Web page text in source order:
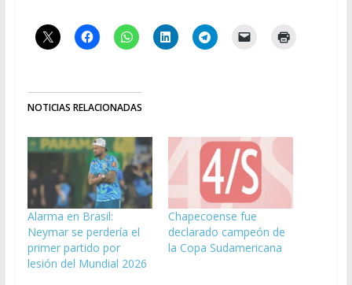
NOTICIAS RELACIONADAS
Alarma en Brasil:
Neymar se perdería el
primer partido por
lesión del Mundial 2026
Chapecoense fue
declarado campeón de
la Copa Sudamericana